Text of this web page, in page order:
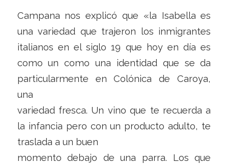
Campana nos explicó que «la Isabella es
una variedad que trajeron los inmigrantes
italianos en el siglo 19 que hoy en día es
como un como una identidad que se da
particularmente en Colónica de Caroya,
una
variedad fresca. Un vino que te recuerda a
la infancia pero con un producto adulto, te
traslada a un buen
momento debajo de una parra. Los que